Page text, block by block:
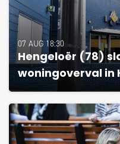
07 AUG 18:30
Hengeloër (78)
woningoverval in